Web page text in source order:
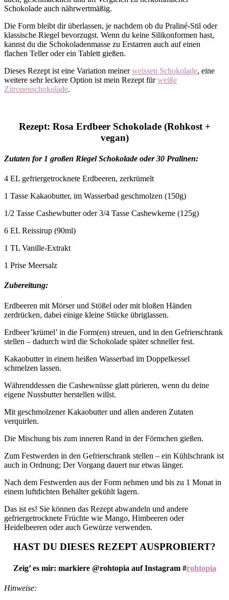
Schokolade auch nährwertmäßig.
Die Form bleibt dir überlassen, je nachdem ob du Praliné-Stil oder
klassische Riegel bevorzugst. Wenn du keine Silikonformen hast,
kannst du die Schokoladenmasse zu Erstarren auch auf einen
flachen Teller oder ein Tablett gießen.
Dieses Rezept ist eine Variation meinerweissen Schokolade, eine
weitere sehr leckere Option ist mein Rezept fürweiße
Zitronenschokolade.
Rezept: Rosa Erdbeer Schokolade (Rohkost +
vegan)
Zutaten for 1 großen Riegel Schokolade oder 30 Pralinen:
4 EL gefriergetrocknete Erdbeeren, zerkrümelt
1 Tasse Kakaobutter, im Wasserbad geschmolzen (150g)
1/2 Tasse Cashewbutter oder 3/4 Tasse Cashewkerne (125g)
6 EL Reissirup (90ml)
1 TL Vanille-Extrakt
1 Prise Meersalz
Zubereitung:
Erdbeeren mit Mörser und Stößel oder mit bloßen Händen
zerdrücken, dabei einige kleine Stücke übriglassen.
Erdbeer’krümel’ in die Form(en) streuen, und in den Gefrierschrank
stellen – dadurch wird die Schokolade später schneller fest.
Kakaobutter in einem heißen Wasserbad im Doppelkessel
schmelzen lassen.
Währenddessen die Cashewnüsse glatt pürieren, wenn du deine
eigene Nussbutter herstellen willst.
Mit geschmolzener Kakaobutter und allen anderen Zutaten
verquirlen.
Die Mischung bis zum inneren Rand in der Förmchen gießen.
Zum Festwerden in den Gefrierschrank stellen – ein Kühlschrank ist
auch in Ordnung; Der Vorgang dauert nur etwas länger.
Nach dem Festwerden aus der Form nehmen und bis zu 1 Monat in
einem luftdichten Behälter gekühlt lagern.
Das ist es! Sie können das Rezept abwandeln und andere
gefriergetrocknete Früchte wie Mango, Himbeeren oder
Heidelbeeren oder auch Gewürze verwenden.
HAST DU DIESES REZEPT AUSPROBIERT?
Zeig’ es mir: markiere @rohtopia auf Instagram #rohtopia
Hinweise: